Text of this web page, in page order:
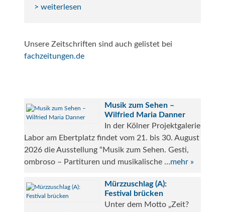
> weiterlesen
Unsere Zeitschriften sind auch gelistet bei
fachzeitungen.de
Musik zum Sehen –
Wilfried Maria Danner
In der Kölner Projektgalerie
Labor am Ebertplatz findet vom 21. bis 30. August
2026 die Ausstellung “Musik zum Sehen. Gesti,
ombroso – Partituren und musikalische …mehr »
Mürzzuschlag (A):
Festival brücken
Unter dem Motto „Zeit?